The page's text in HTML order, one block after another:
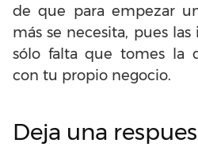
de que para empezar
más se necesita, pues
sólo falta que tomes la
con tu propio negocio.
Deja una